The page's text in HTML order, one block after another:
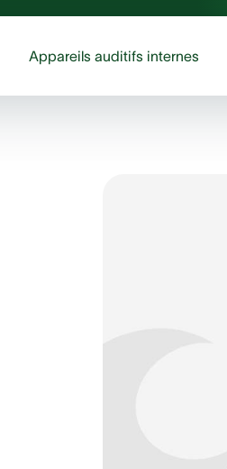
Appareils auditifs internes